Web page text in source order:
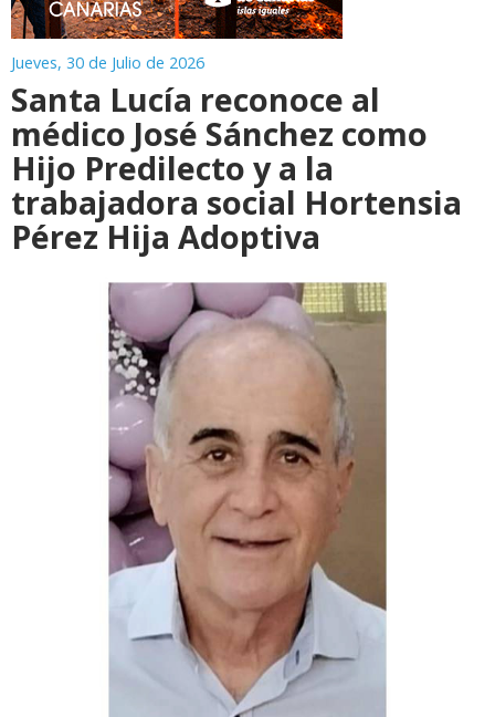
Jueves, 30 de Julio de 2026
Santa Lucía reconoce al
médico José Sánchez como
Hijo Predilecto y a la
trabajadora social Hortensia
Pérez Hija Adoptiva